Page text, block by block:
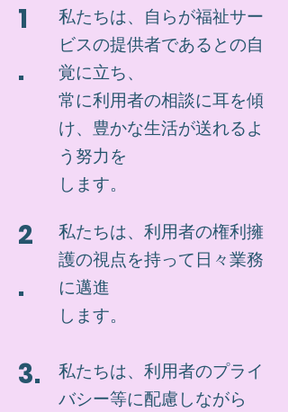
1
.
私たちは、自らが福祉サー
ビスの提供者であるとの自
覚に立ち、
​常に利用者の相談に耳を傾
け、豊かな生活が送れるよ
う努力を
します。
2
.
私たちは、利用者の権利擁
護の視点を持って日々業務
に邁進
します。
3.
私たちは、利用者のプライ
バシー等に配慮しながら